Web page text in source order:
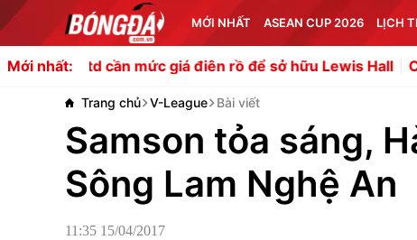
MỚI NHẤT ASEAN CUP 2026 LỊCH
Mới nhất:
cần mức giá điên rồ để sở hữu Lewis Hall CĐV Chelsea
Trang chủ V-League Bài viết
Samson tỏa sáng,
Sông Lam Nghệ An
11:35 15/04/2017